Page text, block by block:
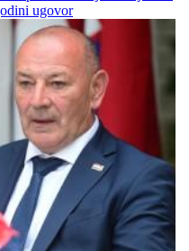
ugovor